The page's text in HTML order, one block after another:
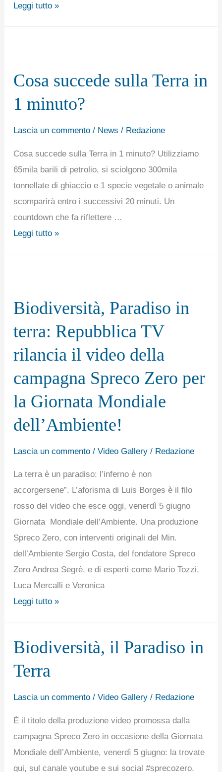
Leggi tutto »
Cosa succede sulla Terra in
1 minuto?
Lascia un commento / News / Redazione
Cosa succede sulla Terra in 1 minuto? Utilizziamo
65mila barili di petrolio, si sciolgono 300mila
tonnellate di ghiaccio e 1 specie vegetale o animale
scomparirà entro i successivi 20 minuti. Un
countdown che fa riflettere …
sulla
in
1
Leggi tutto »
Biodiversità, Paradiso in
terra: Repubblica TV
rilancia il video della
campagna Spreco Zero per
la Giornata Mondiale
dell’Ambiente!
Lascia un commento / Video Gallery/ Redazione
La terra è un paradiso: l’inferno è non
accorgersene”. L’aforisma di Luis Borges è il filo
rosso del video che esce oggi, venerdì 5 giugno
Giornata Mondiale dell’Ambiente. Una produzione
Spreco Zero, con interventi originali del Min.
dell’Ambiente Sergio Costa, del fondatore Spreco
Zero Andrea Segrè, e di esperti come Mario Tozzi,
Luca Mercalli e Veronica
in
Repubblica
TV
il
video
della
campagna
Spreco
dell’Ambiente!
Leggi tutto »
Biodiversità, il Paradiso in
Terra
Lascia un commento / Video Gallery/ Redazione
È il titolo della produzione video promossa dalla
campagna Spreco Zero in occasione della Giornata
Mondiale dell’Ambiente, venerdì 5 giugno: la trovate
qui, sul canale youtube e sui social #sprecozero.
Biodiversità,
Paradiso